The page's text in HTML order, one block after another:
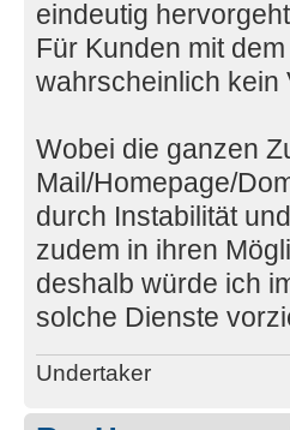
eindeutig
Für Kunden mit
wahrscheinlich kein
Wobei die ganzen
Mail/Homepage/
durch Instabilität
zudem in ihren
deshalb würde ich
solche Dienste
Undertaker